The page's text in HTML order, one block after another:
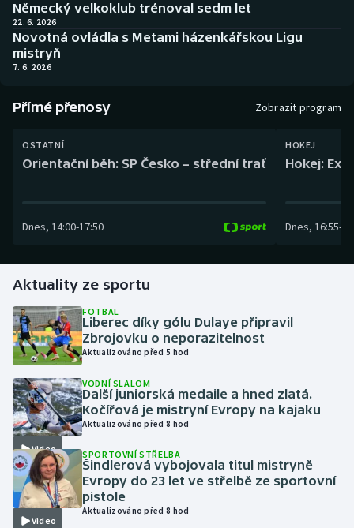
Biatlon
Boby a skeleton
Box
Curling
Golf
Gymnastika
Házená
Jezdectví
Judo
Krasobruslení
Lezení
Aplikace ČT sport
AZ kvíz
Německý velkoklub trénoval sedm let
22. 6. 2026
Novotná ovládla s Metami házenkářskou Ligu
mistryň
7. 6. 2026
Přímé přenosy Zobrazit program
OSTATNÍ
Orientační běh: SP Česko – střední trať
Dnes, 14:00-17:50
HOKEJ
Hokej:
Dnes, 16:55-
Aktuality ze sportu
FOTBAL
Liberec díky gólu Dulaye připravil
Zbrojovku o neporazitelnost
Aktualizováno před 5 hod
Video
VODNÍ SLALOM
Další juniorská medaile a hned zlatá.
Kočířová je mistryní Evropy na kajaku
Aktualizováno před 8 hod
Video
SPORTOVNÍ STŘELBA
Šindlerová vybojovala titul mistryně
Evropy do 23 let ve střelbě ze sportovní
pistole
Aktualizováno před 8 hod